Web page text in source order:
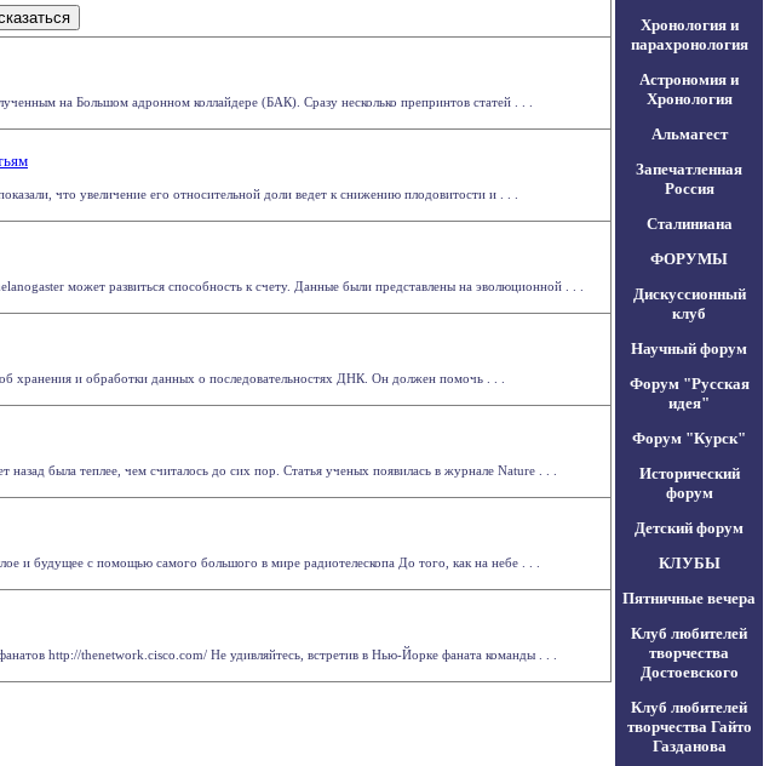
на Большом адронном коллайдере (БАК). Сразу несколько препринтов статей . . .
что увеличение его относительной доли ведет к снижению плодовитости и . . .
может развиться способность к счету. Данные были представлены на эволюционной . . .
хранения и обработки данных о последовательностях ДНК. Он должен помочь . . .
была теплее, чем считалось до сих пор. Статья ученых появилась в журнале Nature . . .
и будущее с помощью самого большого в мире радиотелескопа До того, как на небе . . .
http://thenetwork.cisco.com/ Не удивляйтесь, встретив в Нью-Йорке фаната команды . . .
Хронология и
парахронология
Астрономия и
Хронология
Альмагест
Запечатленная
Россия
Сталиниана
ФОРУМЫ
Дискуссионный
клуб
Научный форум
Форум "Русская
идея"
Форум "Курск"
Исторический
форум
Детский форум
КЛУБЫ
Пятничные вечера
Клуб любителей
творчества
Достоевского
Клуб любителей
творчества Гайто
Газданова